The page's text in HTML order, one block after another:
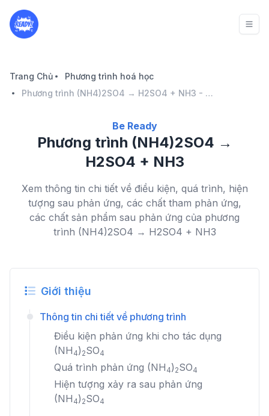
Trang Chủ
Phương trình hoá học
Phương trình (NH4)2SO4 → H2SO4 + NH3 - Be Ready
Be Ready
Phương trình (NH4)2SO4 →
H2SO4 + NH3
Xem thông tin chi tiết về điều kiện, quá trình, hiện
tượng sau phản ứng, các chất tham phản ứng,
các chất sản phẩm sau phản ứng của phương
trình (NH4)2SO4 → H2SO4 + NH3
Giới thiệu
Thông tin chi tiết về phương trình
Điều kiện phản ứng khi cho tác dụng
(NH 4) 2SO4
Quá trình phản ứng (NH 4) 2SO4
Hiện tượng xảy ra sau phản ứng
(NH 4) 2SO4